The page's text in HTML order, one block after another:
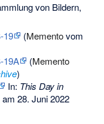
von Bildern,
19
(Mementovom
19A
(Memento
)
In: This Day in
28. Juni 2022